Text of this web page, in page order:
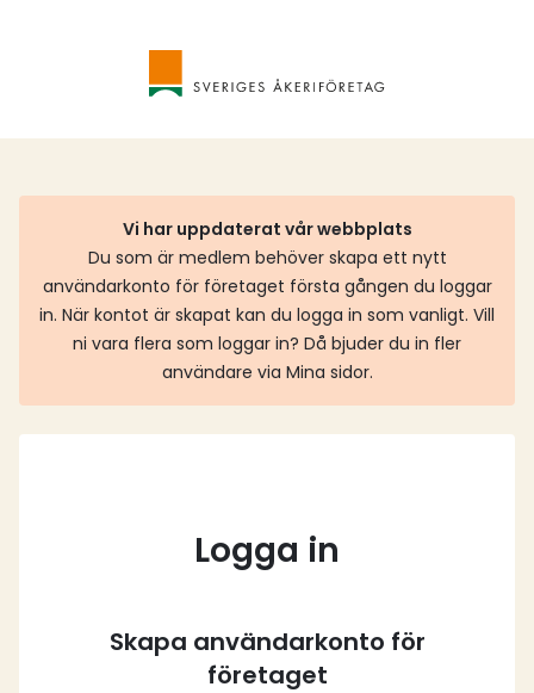
Vi har uppdaterat vår webbplats
Du som är medlem behöver skapa ett nytt
användarkonto för företaget första gången du loggar
in. När kontot är skapat kan du logga in som vanligt. Vill
ni vara flera som loggar in? Då bjuder du in fler
användare via Mina sidor.
Logga in
Skapa användarkonto för
företaget